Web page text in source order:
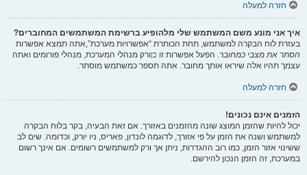
חזרה למעלה
איך אני מונע משם המשתמש שלי מלהופיע ברשימת המשתמשים המחוברים?
בעזרת לוח הבקרה למשתמש, תחת הכותרת “אפשרויות מערכת”,אתה תמצא אפשרות
הסתר את מצבי כמחובר. הפעל אפשרות זו כןורק מנהלי המערכת, מנהלי פורומים ואתה
עצמך תהיו אלה שיראו אותך מחובר. אתה תספר כמשתמש מוסתר.
חזרה למעלה
הזמנים אינם נכונים!
יכול להיות שהזמן המוצג שונה מהזמנים באזורך. אם זאת הבעיה, בקר בלוח הבקרה
למשתמש ושנה את הזמן על פי אזורך, לדוגמה לונדון, פאריס, ניו יורק, וכדומה. שים לב
ששינוי אזור הזמן, כמו רוב ההגדרות, ניתן אך ורק למשתמשים רשומים. אם אינך רשום
במערכת, זה הזמן הנכון להירשם.